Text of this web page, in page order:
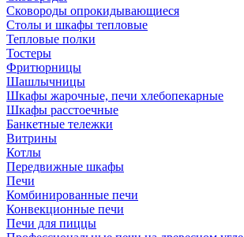
Сковороды опрокидывающиеся
Столы и шкафы тепловые
Тепловые полки
Тостеры
Фритюрницы
Шашлычницы
Шкафы жарочные, печи хлебопекарные
Шкафы расстоечные
Банкетные тележки
Витрины
Котлы
Передвижные шкафы
Печи
Комбинированные печи
Конвекционные печи
Печи для пиццы